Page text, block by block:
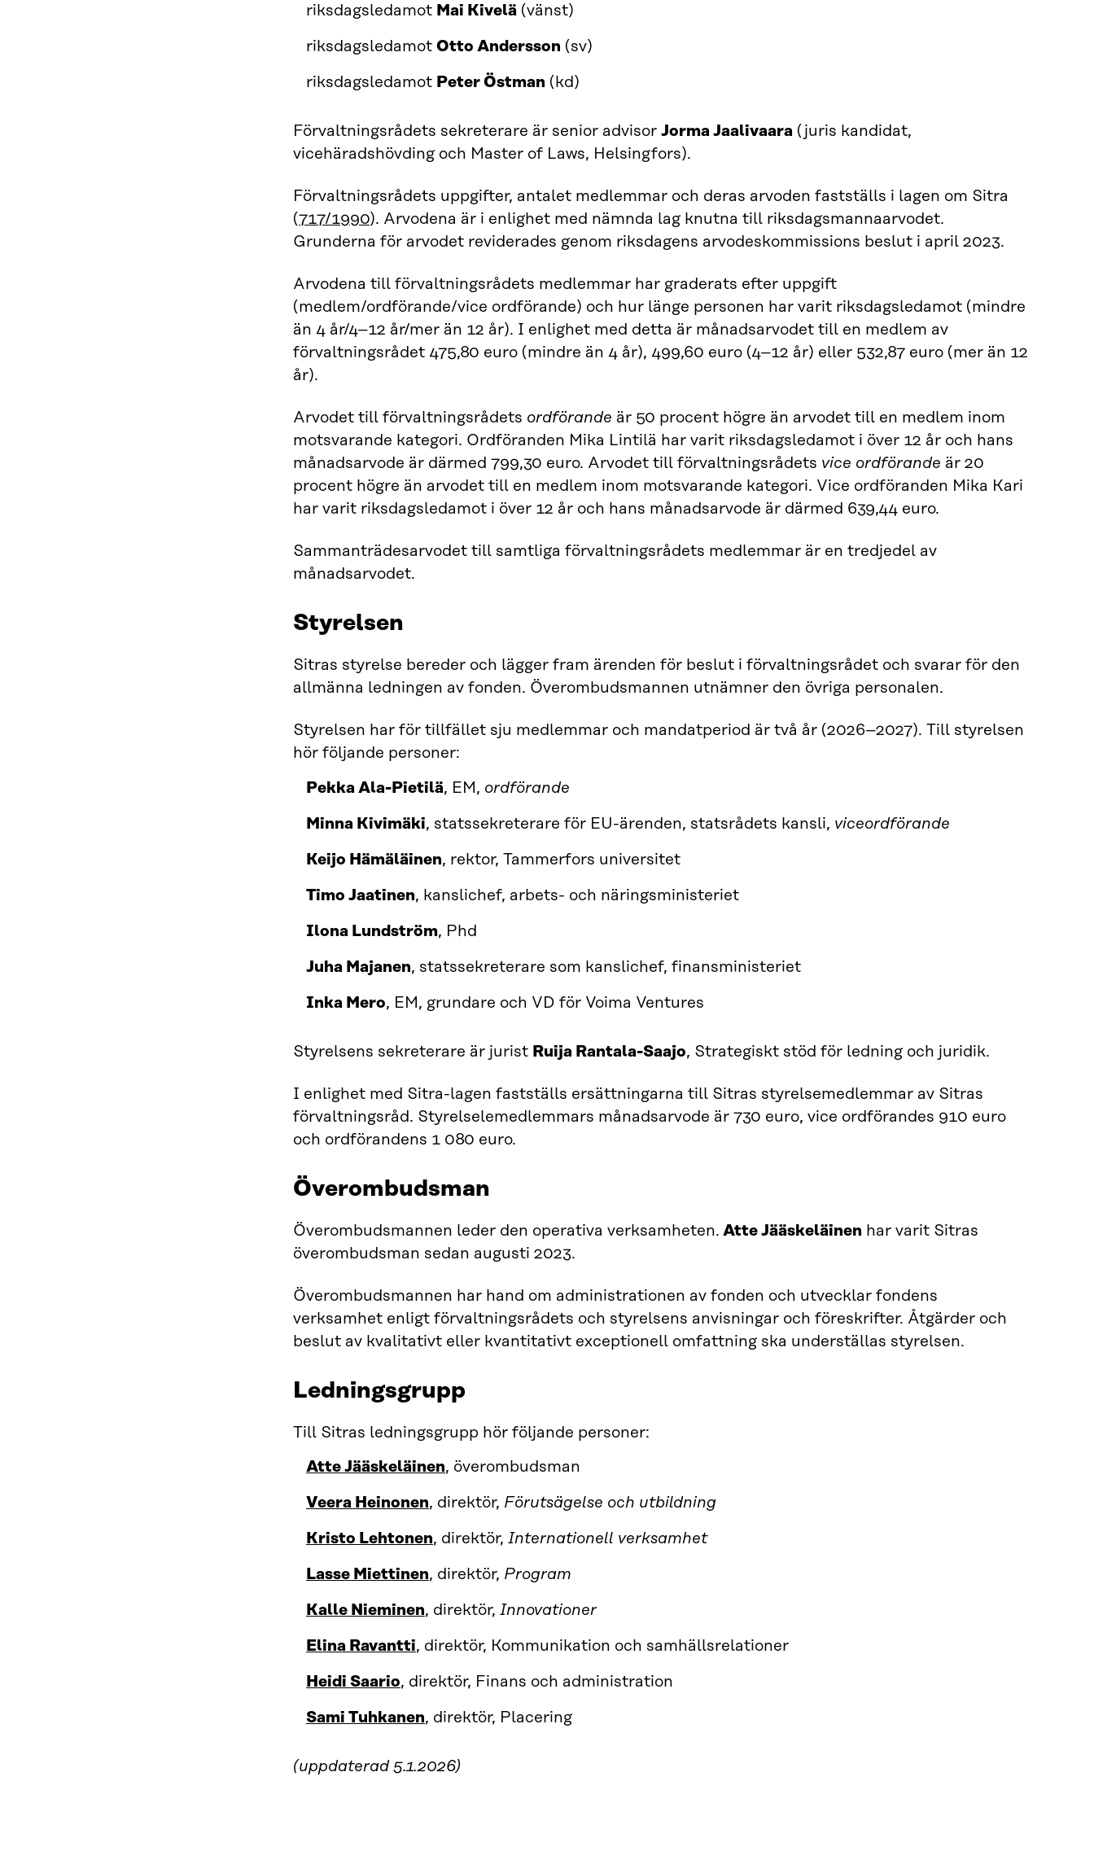
riksdagsledamot Mai Kivelä (vänst)
riksdagsledamot Otto Andersson (sv)
riksdagsledamot Peter Östman (kd)
Förvaltningsrådets sekreterare är senior advisor Jorma Jaalivaara (juris kandidat,
vicehäradshövding och Master of Laws, Helsingfors).
Förvaltningsrådets uppgifter, antalet medlemmar och deras arvoden fastställs i lagen om Sitra
(717/1990). Arvodena är i enlighet med nämnda lag knutna till riksdagsmannaarvodet.
Grunderna för arvodet reviderades genom riksdagens arvodeskommissions beslut i april 2023.
Arvodena till förvaltningsrådets medlemmar har graderats efter uppgift
(medlem/ordförande/vice ordförande) och hur länge personen har varit riksdagsledamot (mindre
än 4 år/4–12 år/mer än 12 år). I enlighet med detta är månadsarvodet till en medlem av
förvaltningsrådet 475,80 euro (mindre än 4 år), 499,60 euro (4–12 år) eller 532,87 euro (mer än 12
år).
Arvodet till förvaltningsrådets ordförande är 50 procent högre än arvodet till en medlem inom
motsvarande kategori. Ordföranden Mika Lintilä har varit riksdagsledamot i över 12 år och hans
månadsarvode är därmed 799,30 euro. Arvodet till förvaltningsrådets vice ordförande är 20
procent högre än arvodet till en medlem inom motsvarande kategori. Vice ordföranden Mika Kari
har varit riksdagsledamot i över 12 år och hans månadsarvode är därmed 639,44 euro.
Sammanträdesarvodet till samtliga förvaltningsrådets medlemmar är en tredjedel av
månadsarvodet.
Styrelsen
Sitras styrelse bereder och lägger fram ärenden för beslut i förvaltningsrådet och svarar för den
allmänna ledningen av fonden. Överombudsmannen utnämner den övriga personalen.
Styrelsen har för tillfället sju medlemmar och mandatperiod är två år (2026–2027). Till styrelsen
hör följande personer:
Pekka Ala-Pietilä, EM, ordförande
Minna Kivimäki, statssekreterare för EU-ärenden, statsrådets kansli, viceordförande
Keijo Hämäläinen, rektor, Tammerfors universitet
Timo Jaatinen, kanslichef, arbets- och näringsministeriet
Ilona Lundström, Phd
Juha Majanen, statssekreterare som kanslichef, finansministeriet
Inka Mero, EM, grundare och VD för Voima Ventures
Styrelsens sekreterare är jurist Ruija Rantala-Saajo, Strategiskt stöd för ledning och juridik.
I enlighet med Sitra-lagen fastställs ersättningarna till Sitras styrelsemedlemmar av Sitras
förvaltningsråd. Styrelselemedlemmars månadsarvode är 730 euro, vice ordförandes 910 euro
och ordförandens 1 080 euro.
Överombudsman
Överombudsmannen leder den operativa verksamheten. Atte Jääskeläinen har varit Sitras
överombudsman sedan augusti 2023.
Överombudsmannen har hand om administrationen av fonden och utvecklar fondens
verksamhet enligt förvaltningsrådets och styrelsens anvisningar och föreskrifter. Åtgärder och
beslut av kvalitativt eller kvantitativt exceptionell omfattning ska underställas styrelsen.
Ledningsgrupp
Till Sitras ledningsgrupp hör följande personer:
Atte Jääskeläinen, överombudsman
Veera Heinonen, direktör, Förutsägelse och utbildning
Kristo Lehtonen, direktör, Internationell verksamhet
Lasse Miettinen, direktör, Program
Kalle Nieminen, direktör, Innovationer
Elina Ravantti, direktör, Kommunikation och samhällsrelationer
Heidi Saario, direktör, Finans och administration
Sami Tuhkanen, direktör, Placering
(uppdaterad 5.1.2026)